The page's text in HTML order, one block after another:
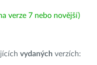
verze 7 nebo novější)
vydaných verzích: